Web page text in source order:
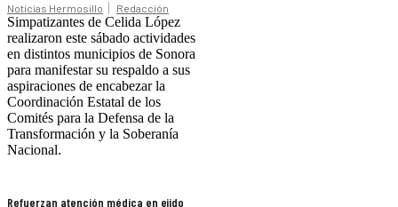
Noticias Hermosillo Redacción
Simpatizantes de Celida López
realizaron este sábado actividades
en distintos municipios de Sonora
para manifestar su respaldo a sus
aspiraciones de encabezar la
Coordinación Estatal de los
Comités para la Defensa de la
Transformación y la Soberanía
Nacional.
Refuerzan atención médica en ejido